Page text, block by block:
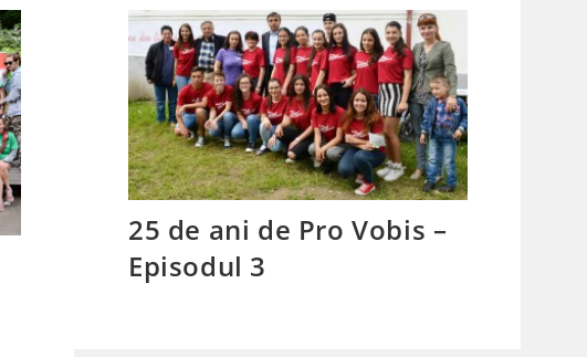
25 de ani de Pro Vobis –
Episodul 3